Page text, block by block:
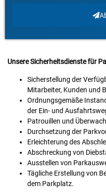
Unsere Sicherheitsdienste für
Sicherstellung der
Mitarbeiter, Kunden und
Ordnungsgemäße
der Ein- und
Patrouillen und
Durchsetzung der
Erleichterung des
Abschreckung von
Ausstellen von
Tägliche Erstellung von
dem Parkplatz.